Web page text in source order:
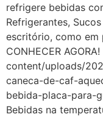
refrigere bebidas
Refrigerantes,
escritório, como em
CONHECER
content/uploads/
caneca-de-caf-
bebida-placa-para-
Bebidas na